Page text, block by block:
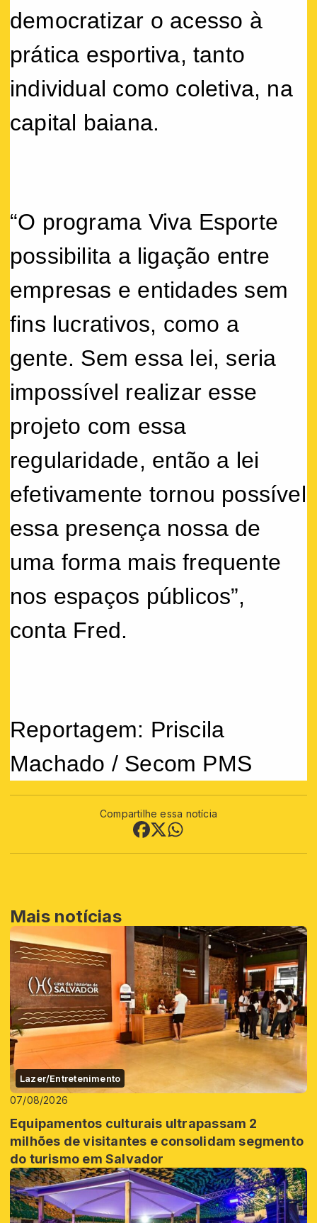
democratizar o acesso à
prática esportiva, tanto
individual como coletiva, na
capital baiana.
“O programa Viva Esporte
possibilita a ligação entre
empresas e entidades sem
fins lucrativos, como a
gente. Sem essa lei, seria
impossível realizar esse
projeto com essa
regularidade, então a lei
efetivamente tornou possível
essa presença nossa de
uma forma mais frequente
nos espaços públicos”,
conta Fred.
Reportagem: Priscila
Machado / Secom PMS
Compartilhe essa notícia
Mais notícias
Lazer/Entretenimento
07/08/2026
Equipamentos culturais ultrapassam 2
milhões de visitantes e consolidam segmento
do turismo em Salvador